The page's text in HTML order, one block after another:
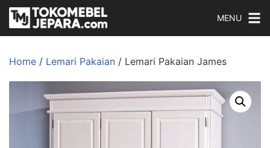
MENU
Home / Lemari Pakaian / Lemari Pakaian James